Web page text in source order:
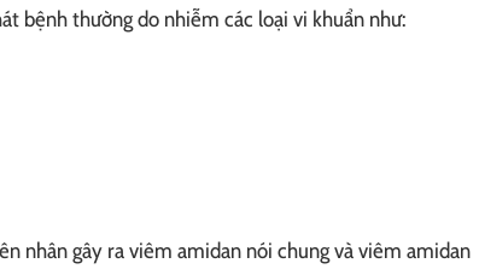
bệnh thường do nhiễm các loại vi khuẩn như:
nhân gây ra viêm amidan nói chung và viêm amidan